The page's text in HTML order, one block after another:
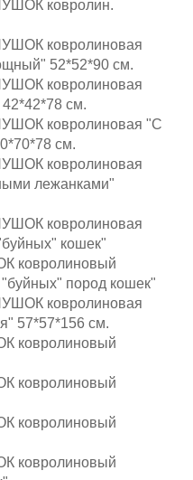
ковролин.
ковролиновая
52*52*90 см.
ковролиновая
см.
ковролиновая "С
см.
ковролиновая
лежанками"
ковролиновая
кошек"
ковролиновый
пород кошек"
ковролиновая
57*57*156 см.
ковролиновый
ковролиновый
ковролиновый
ковролиновый